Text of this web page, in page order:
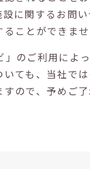
設に関するお問
ことができませ
」のご利用によ
いても、当社で
ので、予めご